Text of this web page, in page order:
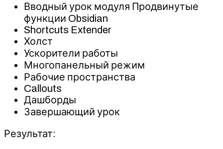
Вводный урок модуля Продвинутые
функции Obsidian
Shortcuts Extender
Холст
Ускорители работы
Многопанельный режим
Рабочие пространства
Callouts
Дашборды
Завершающий урок
Результат: